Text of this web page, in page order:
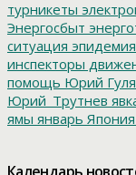
турникеты
Энергосбыт
ситуация эпидемия
инспекторы
помощь Юрий
Юрий_Трутнев
ямы январь Япония